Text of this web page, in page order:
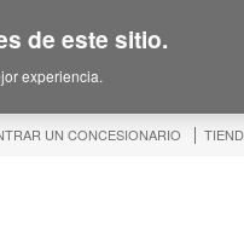
UN CONCESIONARIO
de este sitio.
experiencia.